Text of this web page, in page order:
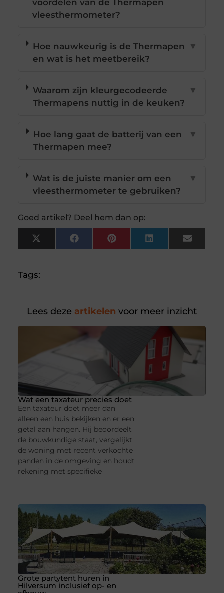
voordelen van de Thermapen
vleesthermometer?
Hoe nauwkeurig is de Thermapen
en wat is het meetbereik?
▼
Waarom zijn kleurgecodeerde
Thermapens nuttig in de keuken?
▼
Hoe lang gaat de batterij van een
Thermapen mee?
▼
Wat is de juiste manier om een
vleesthermometer te gebruiken?
▼
Goed artikel? Deel hem dan op:
X
(Twitter)
FacebookPinterestLinkedInEmail
Tags:
Lees deze artikelen voor meer inzicht
Wat een taxateur precies doet
Een taxateur doet meer dan
alleen een huis bekijken en er een
getal aan hangen. Hij beoordeelt
de bouwkundige staat, vergelijkt
de woning met recent verkochte
panden in de omgeving en houdt
rekening met specifieke
Grote partytent huren in
Hilversum inclusief op- en